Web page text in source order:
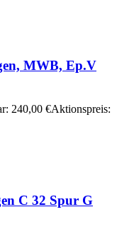
MWB, Ep.V
240,00 €Aktionspreis:
C 32 Spur G